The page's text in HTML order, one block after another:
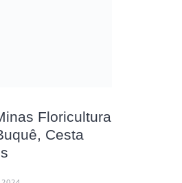
Floricultura
Cesta